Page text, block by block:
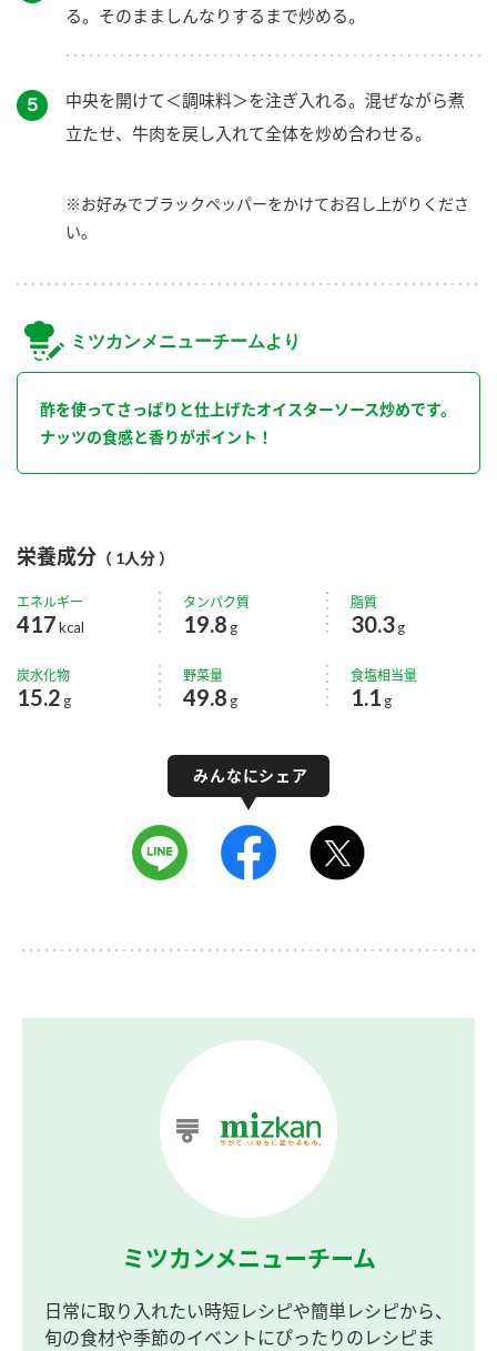
る。そのまましんなりするまで炒める。
５
中央を開けて＜調味料＞を注ぎ入れる。混ぜながら煮
立たせ、牛肉を戻し入れて全体を炒め合わせる。
※お好みでブラックペッパーをかけてお召し上がりくださ
い。
ミツカンメニューチームより
酢を使ってさっぱりと仕上げたオイスターソース炒めです。
ナッツの食感と香りがポイント！
栄養成分 （ 1人分 ）
エネルギー
417kcal
タンパク質
19.8 g
脂質
30.3 g
炭水化物
15.2 g
野菜量
49.8 g
食塩相当量
1.1 g
ミツカンメニューチーム
日常に取り入れたい時短レシピや簡単レシピから、
旬の食材や季節のイベントにぴったりのレシピま